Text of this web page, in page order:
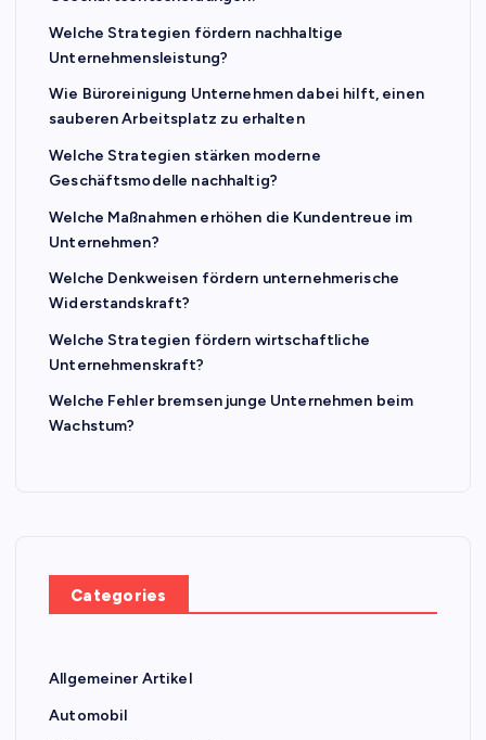
Welche Strategien fördern nachhaltige
Unternehmensleistung?
Wie Büroreinigung Unternehmen dabei hilft, einen
sauberen Arbeitsplatz zu erhalten
Welche Strategien stärken moderne
Geschäftsmodelle nachhaltig?
Welche Maßnahmen erhöhen die Kundentreue im
Unternehmen?
Welche Denkweisen fördern unternehmerische
Widerstandskraft?
Welche Strategien fördern wirtschaftliche
Unternehmenskraft?
Welche Fehler bremsen junge Unternehmen beim
Wachstum?
Categories
Allgemeiner Artikel
Automobil